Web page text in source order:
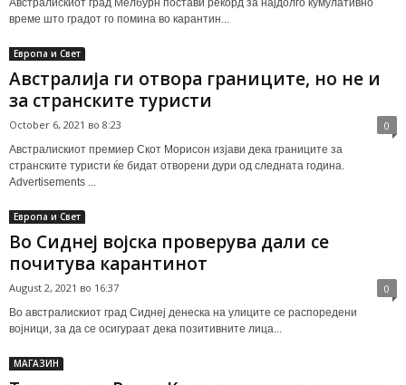
Австралискиот град Мелбурн постави рекорд за најдолго кумулативно
време што градот го помина во карантин...
Европа и Свет
Австралија ги отвора границите, но не и
за странските туристи
October 6, 2021 во 8:23 0
Австралискиот премиер Скот Морисон изјави дека границите за
странските туристи ќе бидат отворени дури од следната година.
Advertisements ...
Европа и Свет
Во Сиднеј војска проверува дали се
почитува карантинот
August 2, 2021 во 16:37 0
Во австралискиот град Сиднеј денеска на улиците се распоредени
војници, за да се осигураат дека позитивните лица...
МАГАЗИН